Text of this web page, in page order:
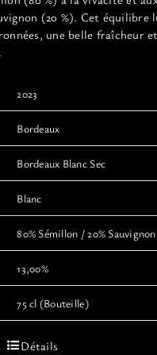
(20 %). Cet équilibre
une belle fraîcheur
2023
Bordeaux
Bordeaux Blanc Sec
Blanc
80% Sémillon / 20% Sauvignon
13,00%
75 cl (Bouteille)
CeDétails